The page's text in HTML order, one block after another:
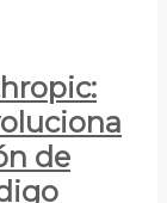
de